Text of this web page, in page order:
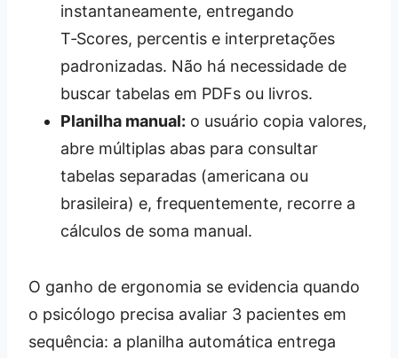
instantaneamente, entregando
T‑Scores, percentis e interpretações
padronizadas. Não há necessidade de
buscar tabelas em PDFs ou livros.
Planilha manual: o usuário copia valores,
abre múltiplas abas para consultar
tabelas separadas (americana ou
brasileira) e, frequentemente, recorre a
cálculos de soma manual.
O ganho de ergonomia se evidencia quando
o psicólogo precisa avaliar 3 pacientes em
sequência: a planilha automática entrega